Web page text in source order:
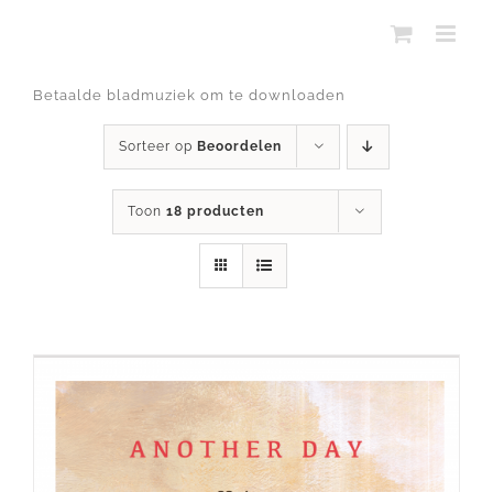
Betaalde bladmuziek om te downloaden
Sorteer op Beoordelen
Toon 18 producten